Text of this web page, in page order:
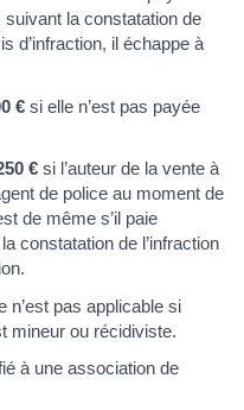
la constatation de
d’infraction, il échappe à
€ si elle n’est pas payée
€ si l’auteur de la vente à
de police au moment de
de même s’il paie
constatation de l’infraction
n’est pas applicable si
mineur ou récidiviste.
à une association de